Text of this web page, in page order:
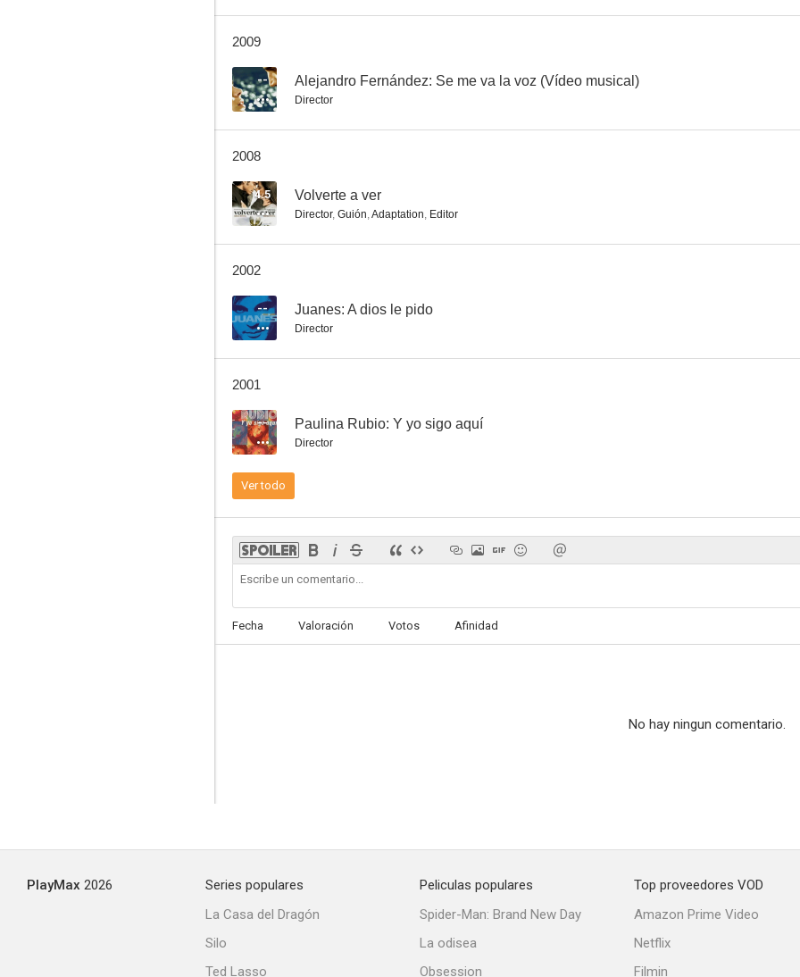
Café Tacuba: María
2009
-- Alejandro Fernández: Se me va la voz (Vídeo musical)
Director
2008
4.5 Volverte a ver
Director, Guión,Adaptation, Editor
2002
-- Juanes: A dios le pido
Director
2001
-- Paulina Rubio: Y yo sigo aquí
Director
Ver todo
Fecha Valoración Votos Afinidad
No hay ningun comentario.
PlayMax 2026
Series populares
La Casa del Dragón
Silo
Ted Lasso
Peliculas populares
Spider-Man: Brand New Day
La odisea
Obsession
Top proveedores VOD
Amazon Prime Video
Netflix
Filmin